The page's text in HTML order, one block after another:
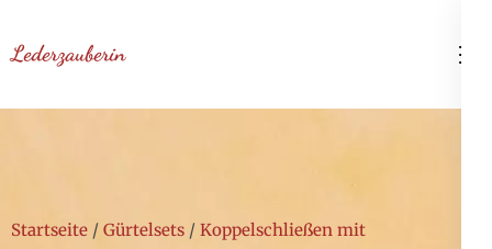
Inhalt
(Enter
Lederzauberin
Startseite / Gürtelsets / Koppelschließen mit